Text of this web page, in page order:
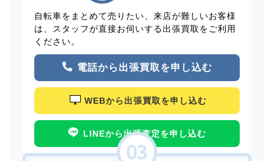
自転車をまとめて売りたい、来店が難しいお客様
は、スタッフが直接お伺いする出張買取をご利用
ください。
電話から出張買取を申し込む
WEBから出張買取を申し込む
LINEから出張査定を申し込む